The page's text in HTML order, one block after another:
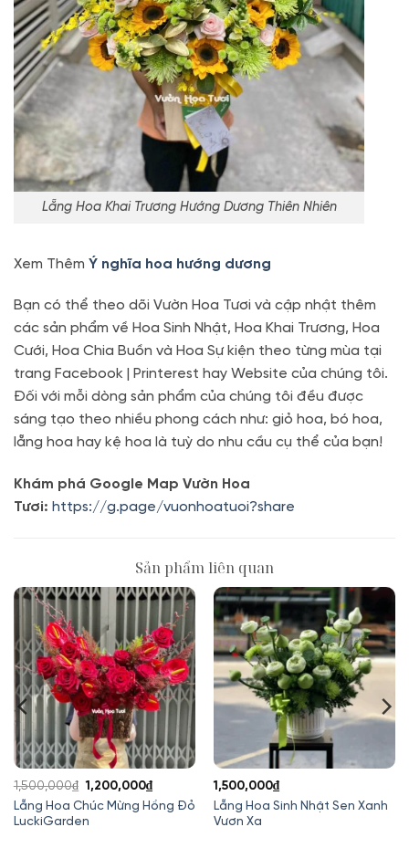
Lẵng Hoa Khai Trương Hướng Dương Thiên Nhiên
Xem Thêm Ý nghĩa hoa hướng dương
Bạn có thể theo dõi Vườn Hoa Tươi và cập nhật thêm
các sản phẩm về Hoa Sinh Nhật, Hoa Khai Trương, Hoa
Cưới, Hoa Chia Buồn và Hoa Sự kiện theo từng mùa tại
trang Facebook | Printerest hay Website của chúng tôi.
Đối với mỗi dòng sản phẩm của chúng tôi đều được
sáng tạo theo nhiều phong cách như: giỏ hoa, bó hoa,
lẵng hoa hay kệ hoa là tuỳ do nhu cầu cụ thể của bạn!
Khám phá Google Map Vườn Hoa
Tươi: https://g.page/vuonhoatuoi?share
Sản phẩm liên quan
Lẵng Hoa Chúc Mừng Hồng Đỏ
LuckiGarden
1,500,000₫ Giá
gốc
là:
1,200,000₫Giá
hiện
Lẵng Hoa Sinh Nhật Sen Xanh
Vươn Xa
1,500,000₫